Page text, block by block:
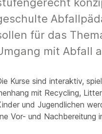
für das
mit Abfall
Kurse sind interaktiv,
mit Recycling,
und Jugendlichen
Vor- und